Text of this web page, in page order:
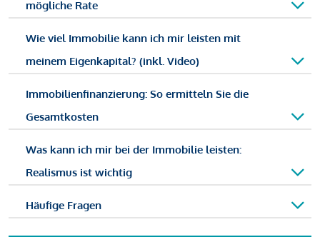
mögliche Rate
Wie viel Immobilie kann ich mir leisten mit
meinem Eigenkapital? (inkl. Video)
Immobilienfinanzierung: So ermitteln Sie die
Gesamtkosten
Was kann ich mir bei der Immobilie leisten:
Realismus ist wichtig
Häufige Fragen